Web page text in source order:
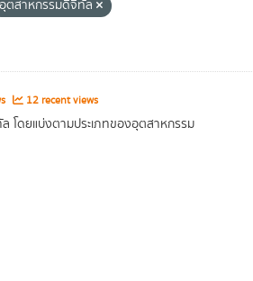
อุตสาหกรรมดิจิทัล
12 recent views
ดยแบ่งตามประเภทของอุตสาหกรรม